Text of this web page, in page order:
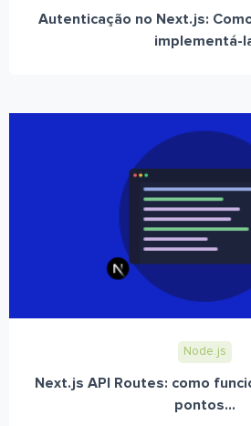
Autenticação no Next.js:
implementá-
Node.js
Next.js API Routes: como
pontos...